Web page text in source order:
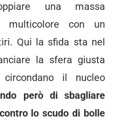
una massa
multicolore con un
Qui la sfida sta nel
la sfera giusta
il nucleo
però di sbagliare
lo scudo di bolle